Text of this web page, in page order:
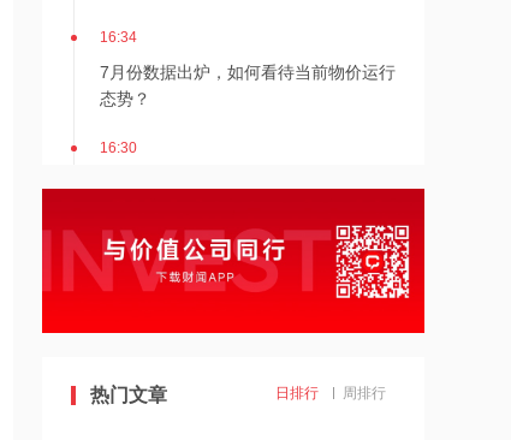
7月份数据出炉，如何看待当前物价运行
态势？
16:30
北京发布楼市新政
7月多家明星量化私募产品跌超20%
热门文章 日排行 周排行